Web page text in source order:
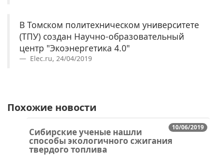
В Томском политехническом университете
(ТПУ) создан Научно-образовательный
центр "Экоэнергетика 4.0"
Elec.ru, 24/04/2019
Похожие новости
10/06/2019
Сибирские ученые нашли
способы экологичного сжигания
твердого топлива